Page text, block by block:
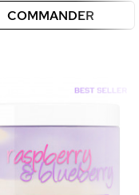
COMMANDER